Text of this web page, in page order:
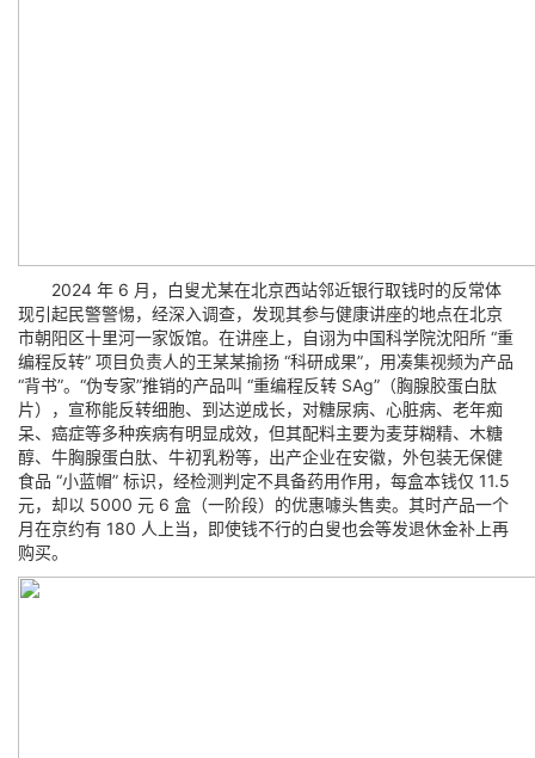
2024 年 6 月，白叟尤某在北京西站邻近银行取钱时的反常体
现引起民警警惕，经深入调查，发现其参与健康讲座的地点在北京
市朝阳区十里河一家饭馆。在讲座上，自诩为中国科学院沈阳所 “重
编程反转” 项目负责人的王某某揄扬 “科研成果”，用凑集视频为产品
“背书”。“伪专家”推销的产品叫 “重编程反转 SAg”（胸腺胶蛋白肽
片），宣称能反转细胞、到达逆成长，对糖尿病、心脏病、老年痴
呆、癌症等多种疾病有明显成效，但其配料主要为麦芽糊精、木糖
醇、牛胸腺蛋白肽、牛初乳粉等，出产企业在安徽，外包装无保健
食品 “小蓝帽” 标识，经检测判定不具备药用作用，每盒本钱仅 11.5
元，却以 5000 元 6 盒（一阶段）的优惠噱头售卖。其时产品一个
月在京约有 180 人上当，即使钱不行的白叟也会等发退休金补上再
购买。